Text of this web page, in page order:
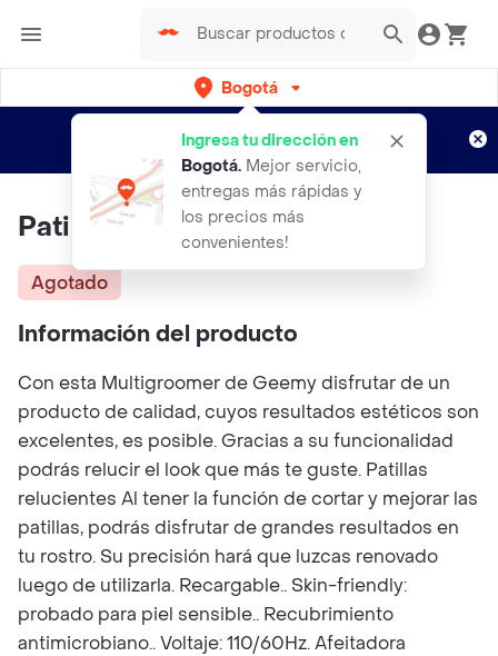
Bogotá
Ingresa tu dirección en
Bogotá. Mejor servicio,
entregas más rápidas y
los precios más
convenientes!
envíos gratis por semanas
Aplican TyC
Patillera GEEMY Gm 595
Agotado
Información del producto
Con esta Multigroomer de Geemy disfrutar de un
producto de calidad, cuyos resultados estéticos son
excelentes, es posible. Gracias a su funcionalidad
podrás relucir el look que más te guste. Patillas
relucientes Al tener la función de cortar y mejorar las
patillas, podrás disfrutar de grandes resultados en
tu rostro. Su precisión hará que luzcas renovado
luego de utilizarla. Recargable.. Skin-friendly:
probado para piel sensible.. Recubrimiento
antimicrobiano.. Voltaje: 110/60Hz. Afeitadora